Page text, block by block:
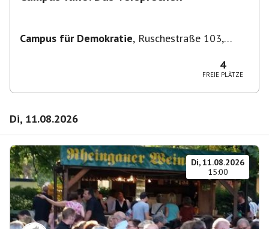
Campus für Demokratie, Ruschestraße 103,
4
FREIE PLÄTZE
Di, 11.08.2026
Di, 11.08.2026
15:00